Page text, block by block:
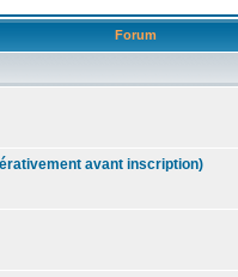
Forum
avant inscription)